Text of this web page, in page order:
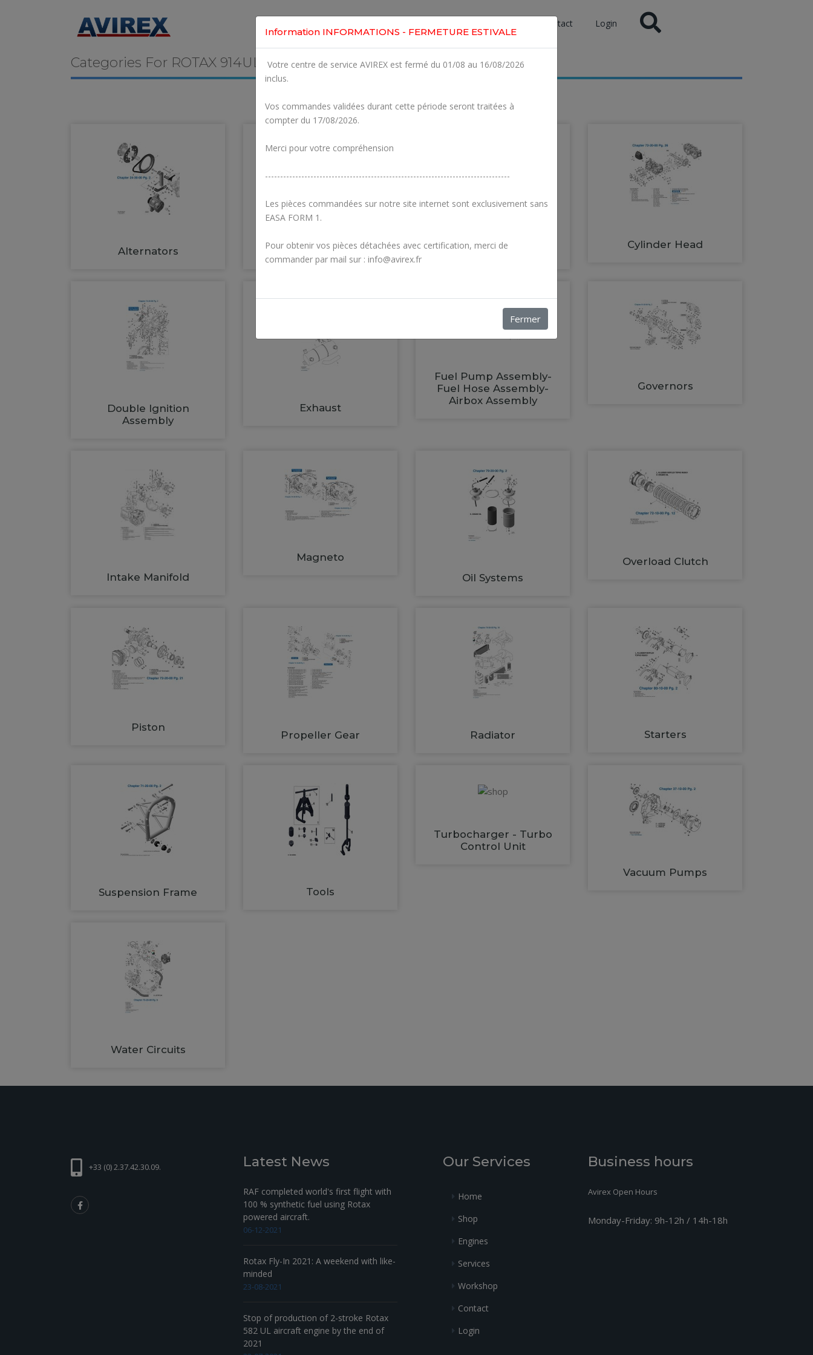
Contact Login
Categories For ROTAX 914UL
Alternators Carburetors Crankcase
Cylinder Head
Double Ignition
Assembly
Exhaust
Fuel Pump Assembly-
Fuel Hose Assembly-
Airbox Assembly
Governors
Intake Manifold
Magneto
Oil Systems
Overload Clutch
Piston
Propeller Gear Radiator Starters
Suspension Frame Tools
Turbocharger - Turbo
Control Unit
Vacuum Pumps
Water Circuits
+33 (0) 2.37.42.30.09. Latest News
RAF completed world's first flight with
100 % synthetic fuel using Rotax
powered aircraft.
06-12-2021
Rotax Fly-In 2021: A weekend with like-
minded
23-08-2021
Stop of production of 2-stroke Rotax
582 UL aircraft engine by the end of
2021
Our Services
Home
Shop
Engines
Services
Workshop
Contact
Login
Business hours
Avirex Open Hours
Monday-Friday: 9h-12h / 14h-18h
Information INFORMATIONS - FERMETURE ESTIVALE
Votre centre de service AVIREX est fermé du 01/08 au 16/08/2026
inclus.
Vos commandes validées durant cette période seront traitées à
compter du 17/08/2026.
Merci pour votre compréhension
---------------------------------------------------------------------------------
Les pièces commandées sur notre site internet sont exclusivement sans
EASA FORM 1.
Pour obtenir vos pièces détachées avec certification, merci de
commander par mail sur : info@avirex.fr
Fermer